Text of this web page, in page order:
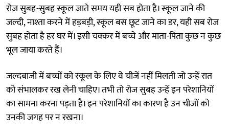
रोज सुबह-सुबह स्कूल जाते समय यही सब होता है। स्कूल जाने की
जल्दी, नाश्ता करने में हड़बड़ी, स्कूल बस छूट जाने का डर, यही सब रोज
सुबह होता है हर घर में। इसी चक्कर में बच्चे और माता-पिता कुछ न कुछ
भूल जाया करते हैं।
जल्दबाजी में बच्चों को स्कूल के लिए वे चीजें नहीं मिलती जो उन्हें रात
को संभालकर रख लेनी चाहिए। तभी तो रोज सुबह उन्हें इन परेशानियों
का सामना करना पड़ता है। इन परेशानियों का कारण है उन चीजों को
उनकी जगह पर न रखना।